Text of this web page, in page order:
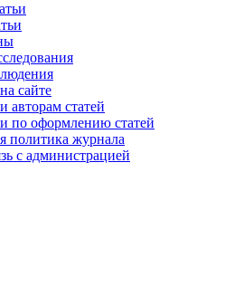
сайте
авторам статей
по оформлению статей
политика журнала
с администрацией